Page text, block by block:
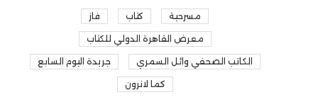
مسرحية كتاب فاز
معرض القاهرة الدولي للكتاب
الكاتب الصحفي وائل السمري جريدة اليوم السابع
كما لانرون